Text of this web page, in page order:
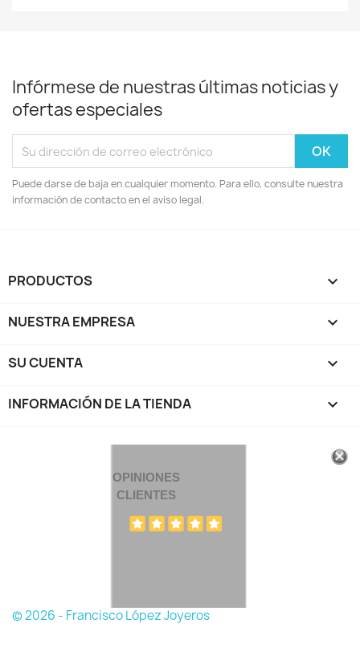
Infórmese de nuestras últimas noticias y
ofertas especiales
Puede darse de baja en cualquier momento. Para ello, consulte nuestra
información de contacto en el aviso legal.
PRODUCTOS 
NUESTRA EMPRESA 
SU CUENTA 
INFORMACIÓN DE LA TIENDA keyboard_arrow_down
OPINIONES
CLIENTES
© 2026 - Francisco López Joyeros